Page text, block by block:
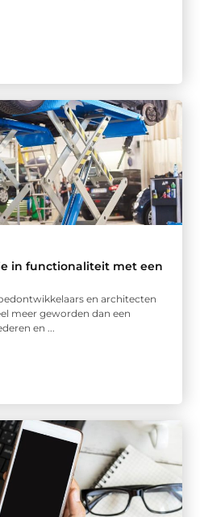
in functionaliteit met een
en architecten
meer geworden dan een
en ...